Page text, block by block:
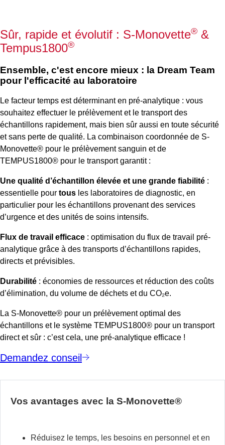
Sûr, rapide et évolutif : S-Monovette® &
Tempus1800®
Ensemble, c'est encore mieux : la Dream Team
pour l'efficacité au laboratoire
Le facteur temps est déterminant en pré-analytique : vous
souhaitez effectuer le prélèvement et le transport des
échantillons rapidement, mais bien sûr aussi en toute sécurité
et sans perte de qualité. La combinaison coordonnée de S-
Monovette® pour le prélèvement sanguin et de
TEMPUS1800® pour le transport garantit :
Une qualité d’échantillon élevée et une grande fiabilité :
essentielle pour tous les laboratoires de diagnostic, en
particulier pour les échantillons provenant des services
d’urgence et des unités de soins intensifs.
Flux de travail efficace : optimisation du flux de travail pré-
analytique grâce à des transports d’échantillons rapides,
directs et prévisibles.
Durabilité : économies de ressources et réduction des coûts
d’élimination, du volume de déchets et du CO₂e.
La S-Monovette® pour un prélèvement optimal des
échantillons et le système TEMPUS1800® pour un transport
direct et sûr : c’est cela, une pré-analytique efficace !
Demandez conseil
Vos avantages avec la S-Monovette®
Réduisez le temps, les besoins en personnel et en